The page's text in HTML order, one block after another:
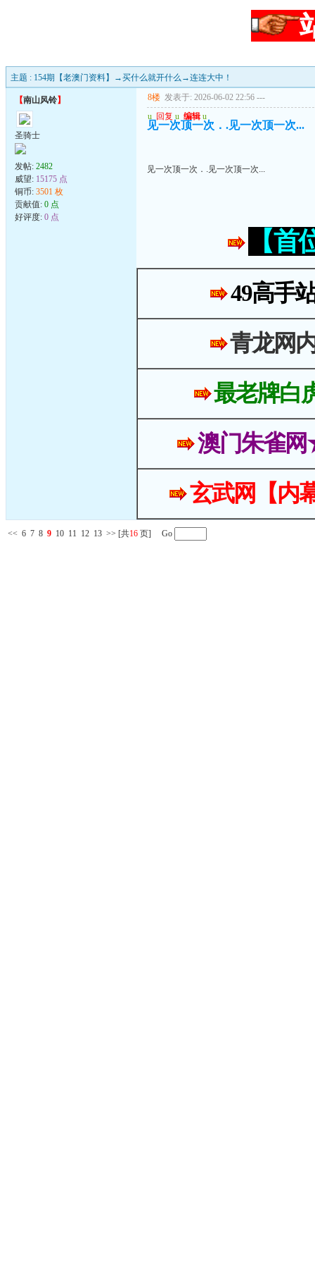
主题 : 154期【老澳门资料】→买什么就开什么→连连大中！
【南山风铃】
圣骑士
发帖: 2482
威望: 15175 点
铜币: 3501 枚
贡献值: 0 点
好评度: 0 点
8楼 发表于: 2026-06-02 22:56 ---
u 回复 u 编辑 u
见一次顶一次．.见一次顶一次...
见一次顶一次．.见一次顶一次...
【
49高手
青龙网
最老牌白
澳门朱雀
玄武网【内
<< 6 7 8 9 10 11 12 13 >> [共16 页] Go